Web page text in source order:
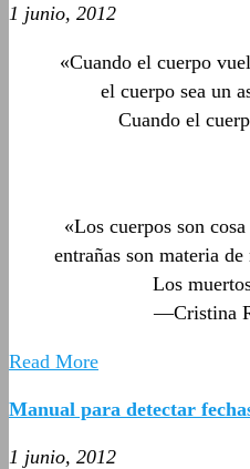
1 junio, 2012
«Cuando el cuerpo
el cuerpo sea un
Cuando el
«Los cuerpos son
entrañas son materia
Los
—Cristina
Read More
Manual para detectar
1 junio, 2012